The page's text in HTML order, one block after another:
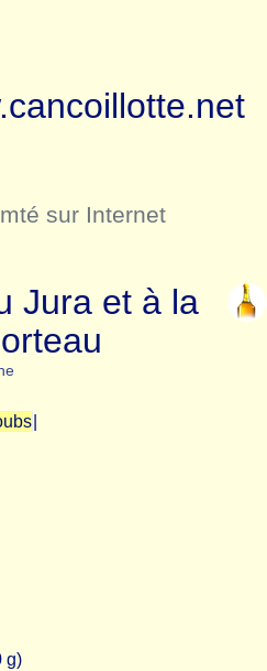
sur Internet
Jura et à la
g)